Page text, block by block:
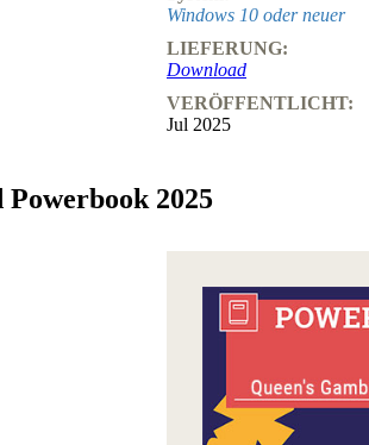
Windows 10 oder neuer
LIEFERUNG:
Download
VERÖFFENTLICHT:
Jul 2025
2025